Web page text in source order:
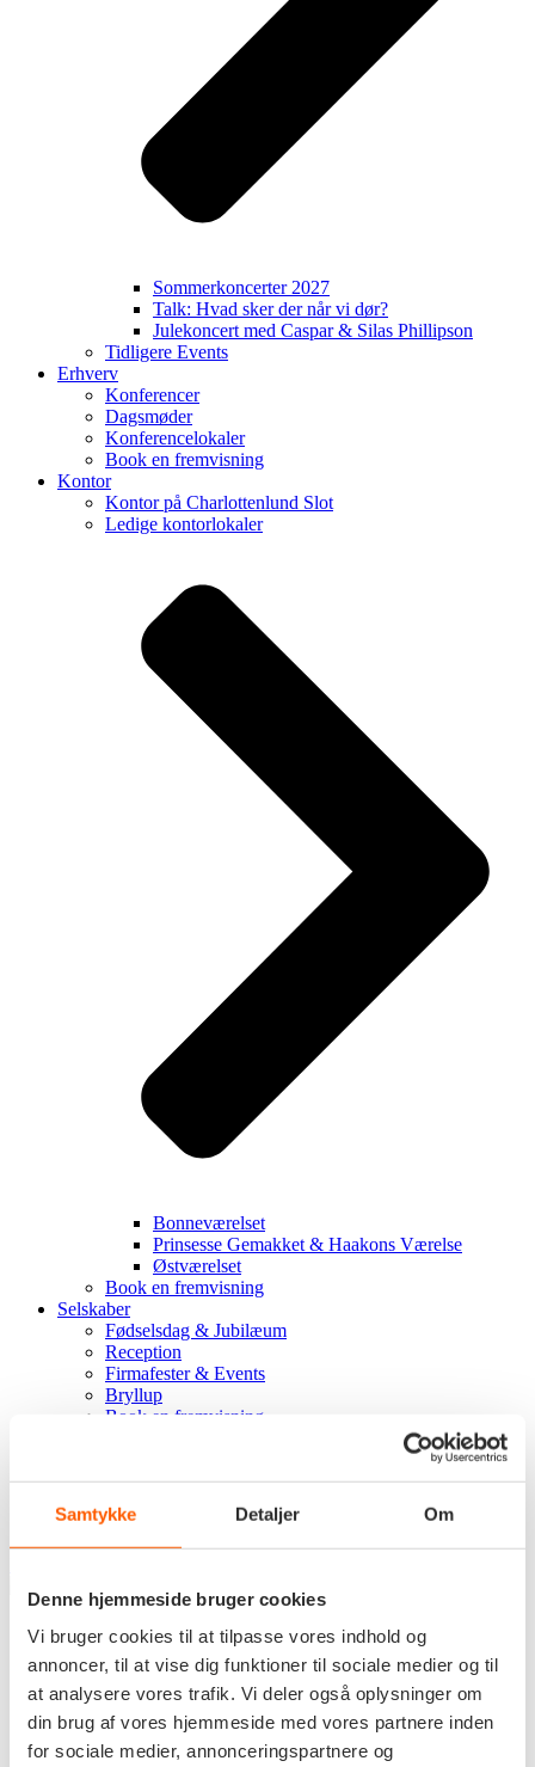
Samtykke Detaljer Om
Denne hjemmeside bruger cookies
Vi bruger cookies til at tilpasse vores indhold og
annoncer, til at vise dig funktioner til sociale medier og til
at analysere vores trafik. Vi deler også oplysninger om
din brug af vores hjemmeside med vores partnere inden
for sociale medier, annonceringspartnere og
Sommerkoncerter 2027
Talk: Hvad sker der når vi dør?
Julekoncert med Caspar & Silas Phillipson
Tidligere Events
Erhverv
Konferencer
Dagsmøder
Konferencelokaler
Book en fremvisning
Kontor
Kontor på Charlottenlund Slot
Ledige kontorlokaler
Bonneværelset
Prinsesse Gemakket & Haakons Værelse
Østværelset
Book en fremvisning
Selskaber
Fødselsdag & Jubilæum
Reception
Firmafester & Events
Bryllup
Book en fremvisning
Fremvisning
Praktisk info
Presse